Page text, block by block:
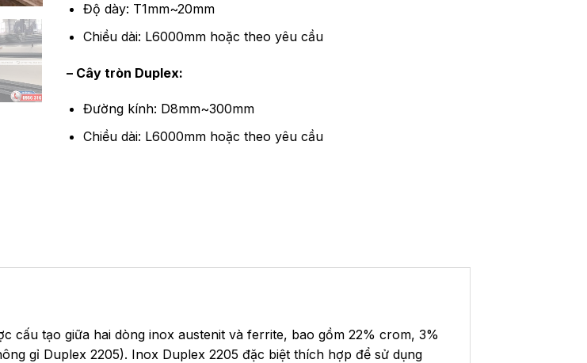
Độ dày: T1mm~20mm
Chiều dài: L6000mm hoặc theo yêu cầu
– Cây tròn Duplex:
Đường kính: D8mm~300mm
Chiều dài: L6000mm hoặc theo yêu cầu
cấu tạo giữa hai dòng inox austenit và ferrite, bao gồm 22% crom, 3%
gỉ Duplex 2205). Inox Duplex 2205 đặc biệt thích hợp để sử dụng